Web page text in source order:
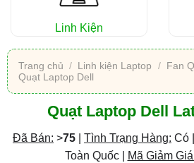
Linh Kiện
Trang chủ / Linh kiện Laptop / Fan
Quạt Laptop Dell
Quạt Laptop Dell
Đã Bán: >75 Tình Trạng Hàng: Có |
Toàn Quốc |
Mã Giảm